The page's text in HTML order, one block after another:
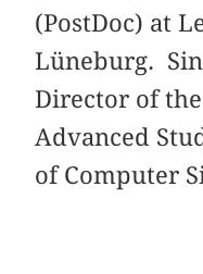
(PostDoc) at
Lüneburg.
Director of
Advanced
of Computer